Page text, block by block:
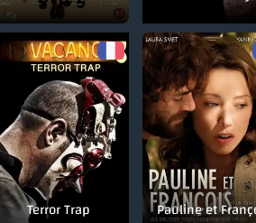
Terror Trap Pauline et